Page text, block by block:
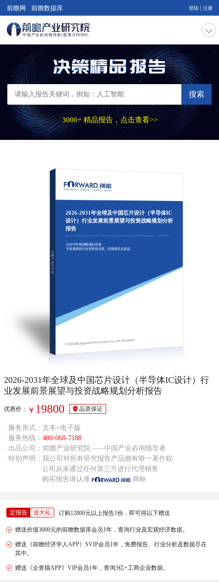
前瞻网 前瞻数据库 登陆 注册
搜索
3000+ 精品报告，点击查看>>
2026-2031年全球及中国芯片设计（半导体IC
设计）行业发展前景展望与投资战略规划分析
报告
Report of Market Prospective and Investment Strategy Planning on China Chip Design Industry（2024-2029）
企业中长期战略规划必备
不深度调研行业形势就决策，回报将无从谈起
2026-2031年全球及中国芯片设计（半导体IC设计）行
业发展前景展望与投资战略规划分析报告
优惠价： ￥ 19800 品质保证
· 服务形式：文本+电子版
· 服务热线： 400-068-7188
· 出品公司：前瞻产业研究院——中国产业咨询领导者
· 特别声明：我公司对所有研究报告产品拥有唯一著作权
公司从未通过任何第三方进行代理销售
购买报告请认准
商标
定报告 送大礼 订购12800元以上报告1份，即可得以下赠送
赠送价值3000元的前瞻数据库会员1年，查询行业及宏观经济数据。
赠送《前瞻经济学人APP》SVIP会员1年，免费报告、行业分析及数据尽在
其中。
赠送《企查猫APP》VIP会员1年，查询3亿+工商企业数据。